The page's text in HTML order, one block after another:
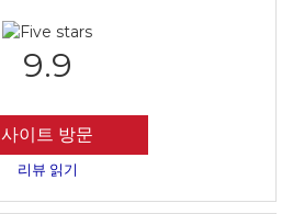
9.9
사이트 방문
리뷰 읽기